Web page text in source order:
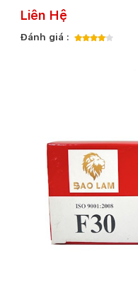
Liên Hệ
Đánh giá :